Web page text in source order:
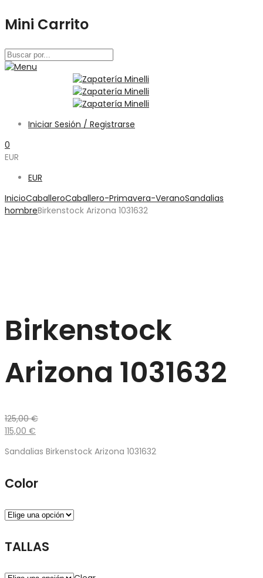
Mini Carrito
Iniciar Sesión / Registrarse
0
EUR
EUR
InicioCaballeroCaballero-Primavera-VeranoSandalias
hombreBirkenstock Arizona 1031632
Birkenstock
Arizona 1031632
125,00€
115,00 €
Sandalias Birkenstock Arizona 1031632
Color
TALLAS